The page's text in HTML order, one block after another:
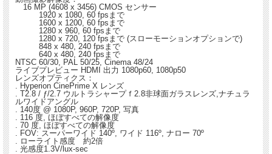
16 MP (4608 x 3456) CMOS センサー
1920 x 1080, 60 fpsまで
1600 x 1200, 60 fpsまで
1280 x 960, 60 fpsまで
1280 x 720, 120 fpsまで (スローモーションオプションで)
848 x 480, 240 fpsまで
640 x 480, 240 fpsまで
NTSC 60/30, PAL 50/25, Cinema 48/24
ライブプレビュー HDMI 出力 1080p60, 1080p50
レンズオプティクス：
. Hyperion CinePrime X レンズ
. T2.8 / ƒ/2.7 ウルトラシャープｆ2.8非球面ガラスレンズ,ナチュラ
ルワイドアングル
. 140度 @ 1080P, 960P, 720P, 写真
. 116 度, ほぼすべての解像度
. 70 度, ほぼすべての解像度
. FOV: スーパーワイド 140º, ワイド 116º, ナロー 70º
. ローライト感度 約2倍
. 光感度1.3V/lux-sec